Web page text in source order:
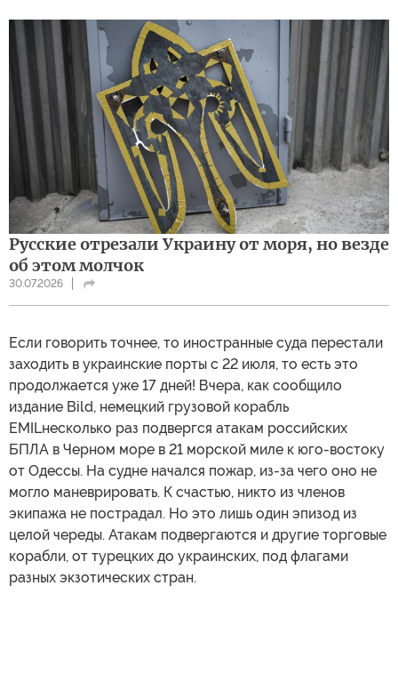
Русские отрезали Украину от моря, но везде
об этом молчок
30.07.2026
Если говорить точнее, то иностранные суда перестали
заходить в украинские порты с 22 июля, то есть это
продолжается уже 17 дней! Вчера, как сообщило
издание Bild, немецкий грузовой корабль
EMILнесколько раз подвергся атакам российских
БПЛА в Черном море в 21 морской миле к юго-востоку
от Одессы. На судне начался пожар, из-за чего оно не
могло маневрировать. К счастью, никто из членов
экипажа не пострадал. Но это лишь один эпизод из
целой череды. Атакам подвергаются и другие торговые
корабли, от турецких до украинских, под флагами
разных экзотических стран.